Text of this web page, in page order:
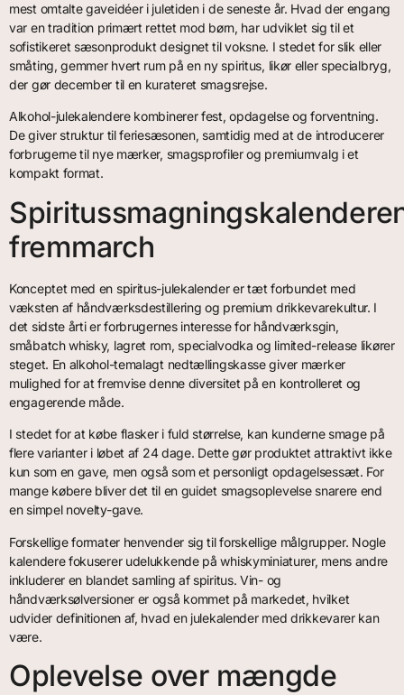
mest omtalte gaveidéer i juletiden i de seneste år. Hvad der engang
var en tradition primært rettet mod børn, har udviklet sig til et
sofistikeret sæsonprodukt designet til voksne. I stedet for slik eller
småting, gemmer hvert rum på en ny spiritus, likør eller specialbryg,
der gør december til en kurateret smagsrejse.
Alkohol-julekalendere kombinerer fest, opdagelse og forventning.
De giver struktur til feriesæsonen, samtidig med at de introducerer
forbrugerne til nye mærker, smagsprofiler og premiumvalg i et
kompakt format.
fremmarch
Konceptet med en spiritus-julekalender er tæt forbundet med
væksten af håndværksdestillering og premium drikkevarekultur. I
det sidste årti er forbrugernes interesse for håndværksgin,
småbatch whisky, lagret rom, specialvodka og limited-release likører
steget. En alkohol-temalagt nedtællingskasse giver mærker
mulighed for at fremvise denne diversitet på en kontrolleret og
engagerende måde.
I stedet for at købe flasker i fuld størrelse, kan kunderne smage på
flere varianter i løbet af 24 dage. Dette gør produktet attraktivt ikke
kun som en gave, men også som et personligt opdagelsessæt. For
mange købere bliver det til en guidet smagsoplevelse snarere end
en simpel novelty-gave.
Forskellige formater henvender sig til forskellige målgrupper. Nogle
kalendere fokuserer udelukkende på whiskyminiaturer, mens andre
inkluderer en blandet samling af spiritus. Vin- og
håndværksølversioner er også kommet på markedet, hvilket
udvider definitionen af, hvad en julekalender med drikkevarer kan
være.
Oplevelse over mængde